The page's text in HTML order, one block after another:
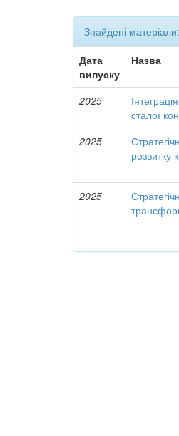
Знайдені матеріали:
Дата
випуску
Назва
2025
сталої
2025
розвитку
2025